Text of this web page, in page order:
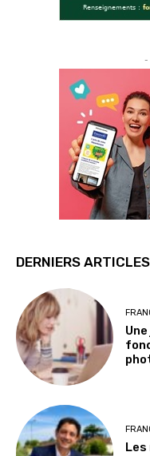
-
DERNIERS ARTICLES